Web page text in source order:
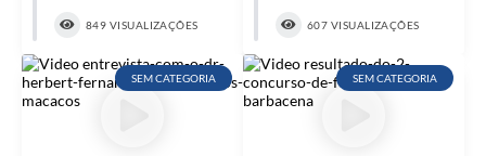
849 VISUALIZAÇÕES 607 VISUALIZAÇÕES
SEM CATEGORIA SEM CATEGORIA